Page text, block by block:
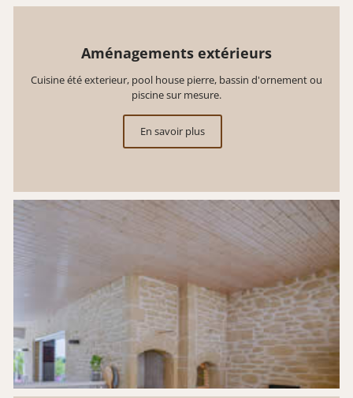
Aménagements extérieurs
Cuisine été exterieur, pool house pierre, bassin d'ornement ou
piscine sur mesure.
En savoir plus